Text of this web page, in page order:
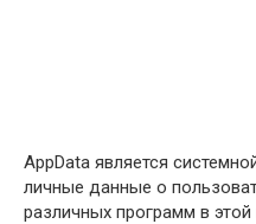
AppData является
личные данные о
различных программ в